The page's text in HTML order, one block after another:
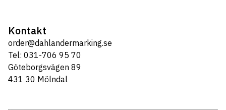
Kontakt
order@dahlandermarking.se
Tel: 031-706 95 70
Göteborgsvägen 89
431 30 Mölndal